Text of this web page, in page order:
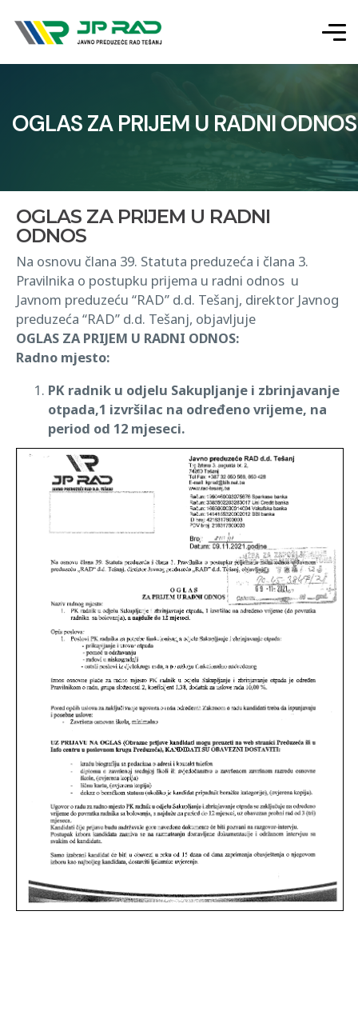
OGLAS ZA PRIJEM U RADNI ODNOS
OGLAS ZA PRIJEM U RADNI
ODNOS
Na osnovu člana 39. Statuta preduzeća i člana 3.
Pravilnika o postupku prijema u radni odnos u
Javnom preduzeću “RAD” d.d. Tešanj, direktor Javnog
preduzeća “RAD” d.d. Tešanj, objavljuje
OGLAS ZA PRIJEM U RADNI ODNOS:
Radno mjesto:
PK radnik u odjelu Sakupljanje i zbrinjavanje
otpada,1 izvršilac na određeno vrijeme, na
period od 12 mjeseci.